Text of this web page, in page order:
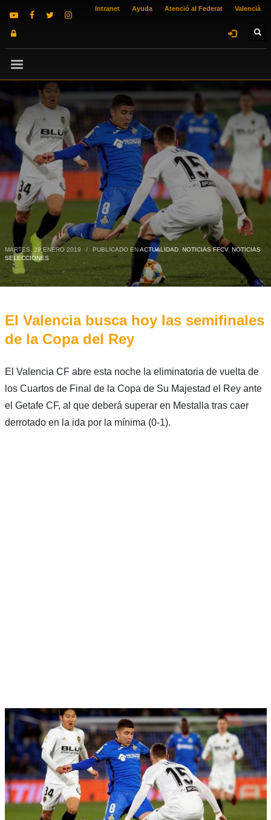
Intranet Ayuda Atenció al Federat Valencià
MARTES, 29 ENERO 2019 / PUBLICADO ENACTUALIDAD, NOTICIAS FFCV, NOTICIAS
SELECCIONES
El Valencia busca hoy las semifinales
de la Copa del Rey
El Valencia CF abre esta noche la eliminatoria de vuelta de
los Cuartos de Final de la Copa de Su Majestad el Rey ante
el Getafe CF, al que deberá superar en Mestalla tras caer
derrotado en la ida por la mínima (0-1).